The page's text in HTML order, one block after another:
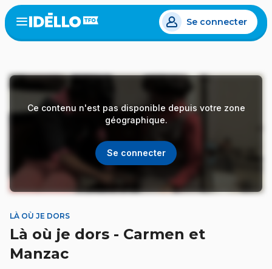
Aller
au
contenu
Open
menu
Se connecter
Ce contenu n'est pas disponible depuis votre zone
géographique.
Se connecter
LÀ OÙ JE DORS
Là où je dors - Carmen et
Manzac